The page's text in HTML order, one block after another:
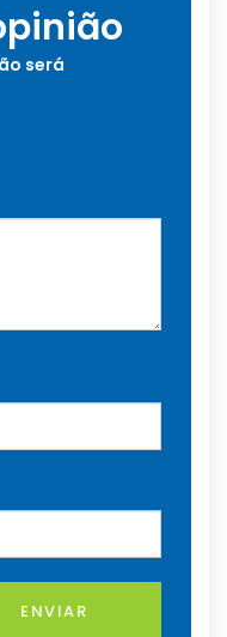
será
ENVIAR